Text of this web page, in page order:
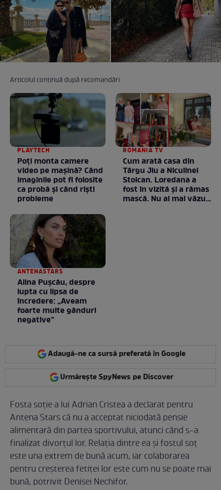
Articolul continuă după recomandări
PLAYTECH
Poți monta camere
video pe mașină? Când
imaginile pot fi folosite
ca probă și când riști
probleme
ROMANIA TV
Cum arată casa din
Târgu Jiu a Niculinei
Stoican. Loredana a
fost în vizită și a rămas
mască. Nu ai mai văzut
ANTENASTARS
Alina Pușcău, despre
lupta cu lipsa de
încredere: „Aveam
foarte multe gânduri
negative”
Adaugă-ne ca sursă preferată în Google
Urmărește SpyNews pe Discover
Fosta soție a lui Adrian Cristea a declarat pentru
Antena Stars că nu a acceptat niciodată pensie
alimentară din partea sportivului, atunci când s-a
finalizat divorțul lor. Relația dintre ea și fostul soț
este una extrem de bună acum, iar colaborarea
pentru creșterea fetiței lor este cum nu se poate mai
bună, potrivit Denisei Nechifor.